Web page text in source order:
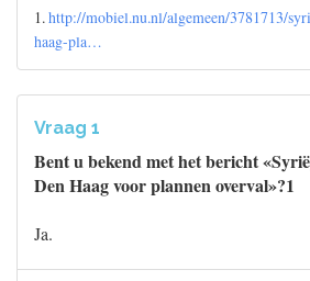
1.http://mobiel.nu.nl/algemeen/3781713/
haag-pla…
Vraag 1
Bent u bekend met het bericht
Den Haag voor plannen overval»?1
Ja.